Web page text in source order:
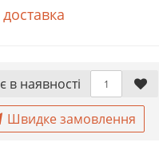
в наявностi
Швидке замовлення